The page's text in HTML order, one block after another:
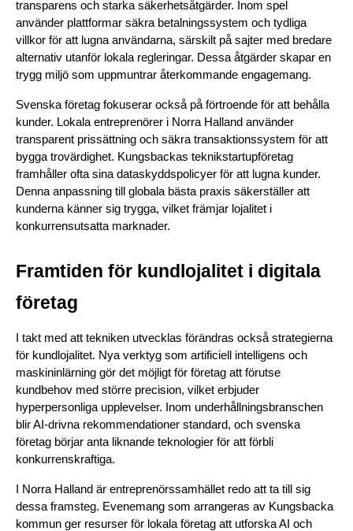
transparens och starka säkerhetsåtgärder. Inom spel
använder plattformar säkra betalningssystem och tydliga
villkor för att lugna användarna, särskilt på sajter med bredare
alternativ utanför lokala regleringar. Dessa åtgärder skapar en
trygg miljö som uppmuntrar återkommande engagemang.
Svenska företag fokuserar också på förtroende för att behålla
kunder. Lokala entreprenörer i Norra Halland använder
transparent prissättning och säkra transaktionssystem för att
bygga trovärdighet. Kungsbackas teknikstartupföretag
framhåller ofta sina dataskyddspolicyer för att lugna kunder.
Denna anpassning till globala bästa praxis säkerställer att
kunderna känner sig trygga, vilket främjar lojalitet i
konkurrensutsatta marknader.
Framtiden för kundlojalitet i digitala
företag
I takt med att tekniken utvecklas förändras också strategierna
för kundlojalitet. Nya verktyg som artificiell intelligens och
maskininlärning gör det möjligt för företag att förutse
kundbehov med större precision, vilket erbjuder
hyperpersonliga upplevelser. Inom underhållningsbranschen
blir AI-drivna rekommendationer standard, och svenska
företag börjar anta liknande teknologier för att förbli
konkurrenskraftiga.
I Norra Halland är entreprenörssamhället redo att ta till sig
dessa framsteg. Evenemang som arrangeras av Kungsbacka
kommun ger resurser för lokala företag att utforska AI och